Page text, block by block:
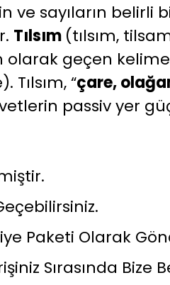
sayıların belirli
Tılsım (tılsım,
geçen
“çare,
passiv yer
Paketi Olarak
Sırasında Bize